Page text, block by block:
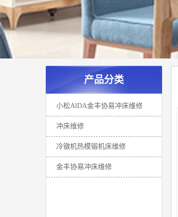
产品分类
小松AlDA金丰协易冲床维修
冲床维修
冷镦机热模锻机床维修
金丰协易冲床维修